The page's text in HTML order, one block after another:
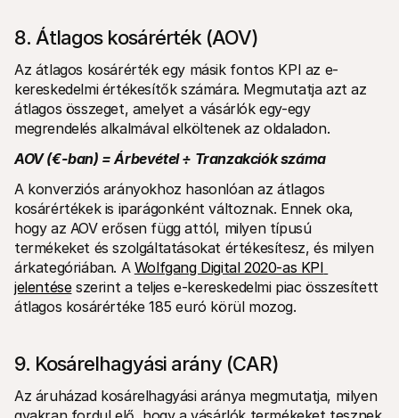
8. Átlagos kosárérték (AOV)
Az átlagos kosárérték egy másik fontos KPI az e-
kereskedelmi értékesítők számára. Megmutatja azt az
átlagos összeget, amelyet a vásárlók egy-egy
megrendelés alkalmával elköltenek az oldaladon.
AOV (€-ban) = Árbevétel ÷ Tranzakciók száma
A konverziós arányokhoz hasonlóan az átlagos
kosárértékek is iparágonként változnak. Ennek oka,
hogy az AOV erősen függ attól, milyen típusú
termékeket és szolgáltatásokat értékesítesz, és milyen
árkategóriában. A Wolfgang Digital 2020-as KPI
jelentése szerint a teljes e-kereskedelmi piac összesített
átlagos kosárértéke 185 euró körül mozog.
9. Kosárelhagyási arány (CAR)
Az áruházad kosárelhagyási aránya megmutatja, milyen